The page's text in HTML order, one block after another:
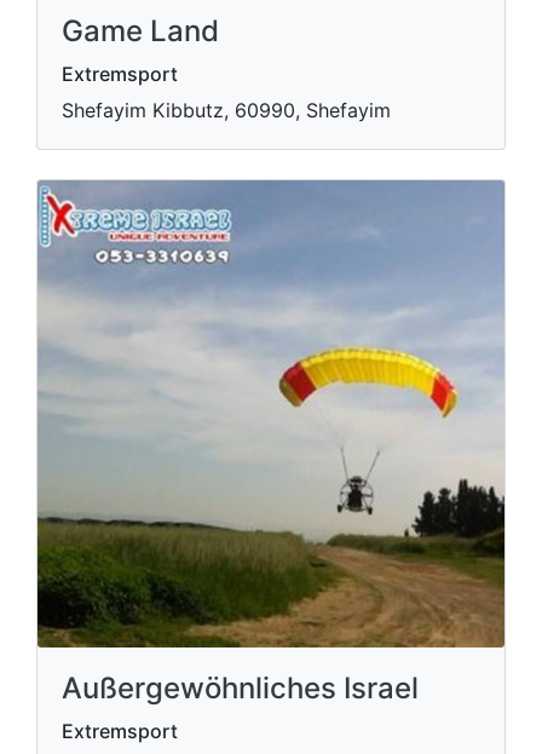
Game Land
Extremsport
Shefayim Kibbutz, 60990, Shefayim
Außergewöhnliches Israel
Extremsport